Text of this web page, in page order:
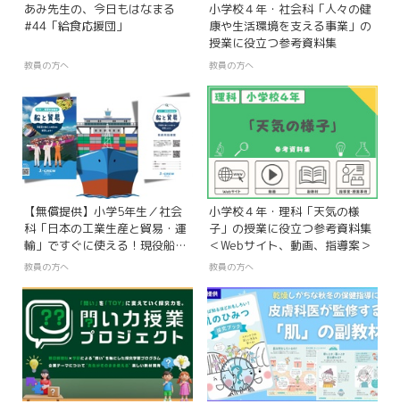
あみ先生の、今日もはなまる
#44「給食応援団」
教員の方へ
小学校４年・社会科「人々の健
康や生活環境を支える事業」の
授業に役立つ参考資料集
教員の方へ
【無償提供】小学5年生／社会
科「日本の工業生産と貿易・運
輸」ですぐに使える！現役船員
の動画と連動した最新副教材
教員の方へ
小学校４年・理科「天気の様
子」の授業に役立つ参考資料集
＜Webサイト、動画、指導案＞
教員の方へ